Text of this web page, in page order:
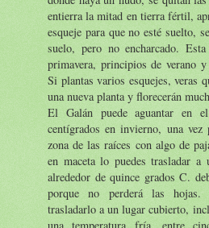
entierra la mitad en tierra fértil,
esqueje para que no esté suelto,
suelo, pero no encharcado.
primavera, principios de verano
Si plantas varios esquejes, veras
una nueva planta y florecerán
El Galán puede aguantar en
centígrados en invierno, una
zona de las raíces con algo de
en maceta lo puedes trasladar
alrededor de quince grados C.
porque no perderá las hojas.
trasladarlo a un lugar cubierto,